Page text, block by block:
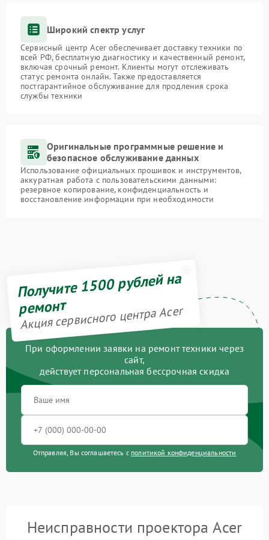
Широкий спектр услуг
Сервисный центр Acer обеспечивает доставку техники по
всей РФ, бесплатную диагностику и качественный ремонт,
включая срочный ремонт. Клиенты могут отслеживать
статус ремонта онлайн. Также предоставляется
постгарантийное обслуживание для продления срока
службы техники
Оригинальные программные решение и
безопасное обслуживание данных
Использование официальных прошивок и инструментов,
аккуратная работа с пользовательскими данными:
резервное копирование, конфиденциальность и
восстановление информации при необходимости
Получите 1500 рублей на
ремонт
Акция сервисного центра Acer
При оформлении заявки на ремонт техники через
сайт,
действует персональная бессрочная скидка
Отправляя, Вы соглашаетесь с политикой конфиденциальности
Неисправности проектора Acer